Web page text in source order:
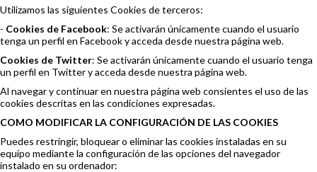
Utilizamos las siguientes Cookies de terceros:
- Cookies de Facebook: Se activarán únicamente cuando el usuario
tenga un perfil en Facebook y acceda desde nuestra página web.
Cookies de Twitter: Se activarán únicamente cuando el usuario tenga
un perfil en Twitter y acceda desde nuestra página web.
Al navegar y continuar en nuestra página web consientes el uso de las
cookies descritas en las condiciones expresadas.
COMO MODIFICAR LA CONFIGURACIÓN DE LAS COOKIES
Puedes restringir, bloquear o eliminar las cookies instaladas en su
equipo mediante la configuración de las opciones del navegador
instalado en su ordenador: